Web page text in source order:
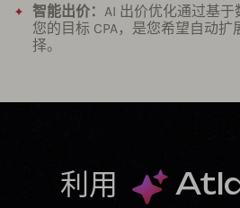
智能出价： AI 出价优化通过基
您的目标 CPA，是您希望自动
择。
利用